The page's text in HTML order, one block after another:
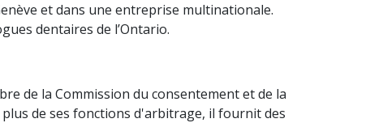
et dans une entreprise multinationale.
dentaires de l’Ontario.
de la Commission du consentement et de la
plus de ses fonctions d'arbitrage, il fournit des